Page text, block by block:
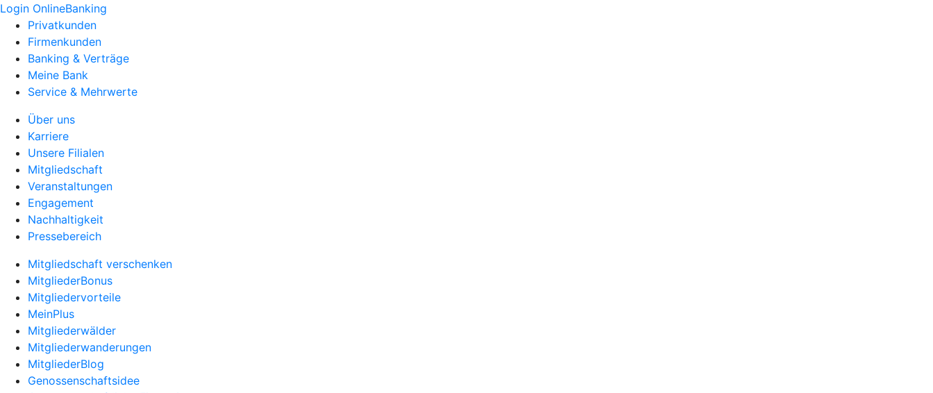
Login OnlineBanking
Privatkunden
Firmenkunden
Banking & Verträge
Meine Bank
Service & Mehrwerte
Über uns
Karriere
Unsere Filialen
Mitgliedschaft
Veranstaltungen
Engagement
Nachhaltigkeit
Pressebereich
Mitgliedschaft verschenken
MitgliederBonus
Mitgliedervorteile
MeinPlus
Mitgliederwälder
Mitgliederwanderungen
MitgliederBlog
Genossenschaftsidee